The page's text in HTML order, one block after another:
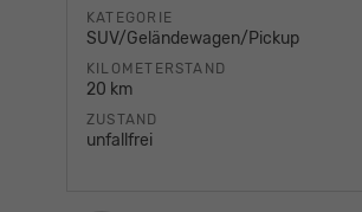
KATEGORIE
SUV/Geländewagen/Pickup
KILOMETERSTAND
20 km
ZUSTAND
unfallfrei